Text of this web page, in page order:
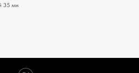
35 мм